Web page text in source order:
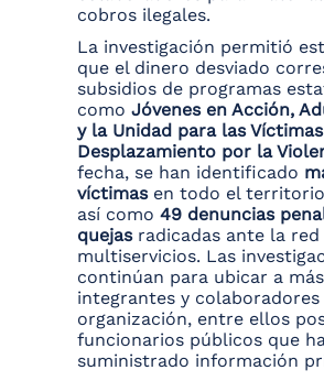
cobros ilegales.
La investigación permitió
que el dinero desviado
subsidios de programas
como Jóvenes en Acción,
y la Unidad para las
Desplazamiento por la
fecha, se han identificado
víctimasen todo el
así como 49 denuncias
quejasradicadas ante la red
multiservicios. Las
continúan para ubicar a
integrantes y colaboradores
organización, entre ellos
funcionarios públicos que
suministrado información